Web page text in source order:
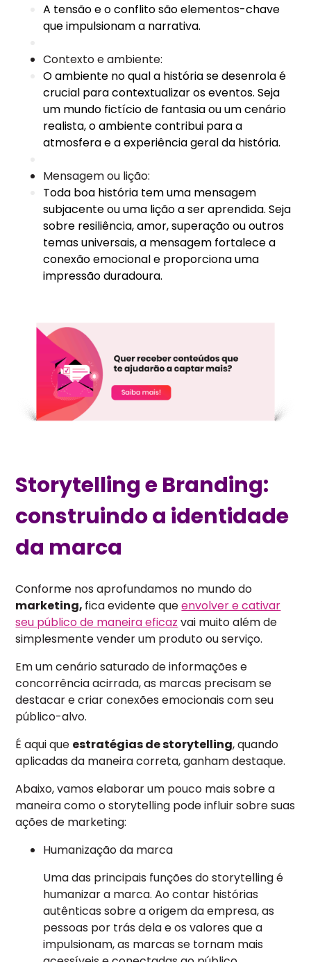
A tensão e o conflito são elementos-chave
que impulsionam a narrativa.
Contexto e ambiente:
O ambiente no qual a história se desenrola é
crucial para contextualizar os eventos. Seja
um mundo fictício de fantasia ou um cenário
realista, o ambiente contribui para a
atmosfera e a experiência geral da história.
Mensagem ou lição:
Toda boa história tem uma mensagem
subjacente ou uma lição a ser aprendida. Seja
sobre resiliência, amor, superação ou outros
temas universais, a mensagem fortalece a
conexão emocional e proporciona uma
impressão duradoura.
Storytelling e Branding:
construindo a identidade
da marca
Conforme nos aprofundamos no mundo do
marketing, fica evidente queenvolver e cativar
seu público de maneira eficaz vai muito além de
simplesmente vender um produto ou serviço.
Em um cenário saturado de informações e
concorrência acirrada, as marcas precisam se
destacar e criar conexões emocionais com seu
público-alvo.
É aqui que estratégias de storytelling, quando
aplicadas da maneira correta, ganham destaque.
Abaixo, vamos elaborar um pouco mais sobre a
maneira como o storytelling pode influir sobre suas
ações de marketing:
Humanização da marca
Uma das principais funções do storytelling é
humanizar a marca. Ao contar histórias
autênticas sobre a origem da empresa, as
pessoas por trás dela e os valores que a
impulsionam, as marcas se tornam mais